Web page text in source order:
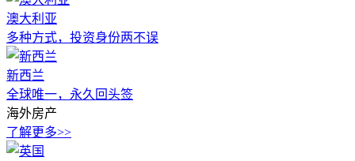
澳大利亚
多种方式，投资身份两不误
新西兰
全球唯一，永久回头签
海外房产
了解更多>>